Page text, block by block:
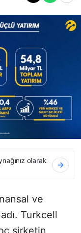
olarak
ve
Turkcell
şirketin